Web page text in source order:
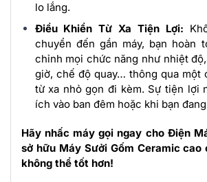
lo lắng.
Điều Khiển Từ Xa Tiện Lợi:
chuyển đến gần máy, bạn hoàn
chỉnh mọi chức năng như nhiệt
giờ, chế độ quay… thông qua một
từ xa nhỏ gọn đi kèm. Sự tiện lợi
ích vào ban đêm hoặc khi bạn
Hãy nhấc máy gọi ngay cho Điện
sở hữu Máy Sưởi Gốm Ceramic cao
không thể tốt hơn!